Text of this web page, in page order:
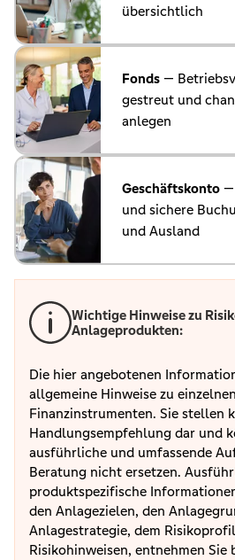
übersichtlich
Fonds —
gestreut und
anlegen
Geschäftskonto —
und sichere
und Ausland
Wichtige Hinweise zu
Anlageprodukten:
Die hier angebotenen
allgemeine Hinweise zu
Finanzinstrumenten. Sie stellen
Handlungsempfehlung dar und
ausführliche und umfassende
Beratung nicht ersetzen.
produktspezifische
den Anlagezielen, den
Anlagestrategie, dem
Risikohinweisen, entnehmen